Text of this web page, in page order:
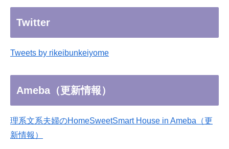
Twitter
Tweets by rikeibunkeiyome
Ameba（更新情報）
理系文系夫婦のHomeSweetSmart House in Ameba（更
新情報）